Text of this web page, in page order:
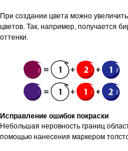
При создании цвета можно
цветов. Так, например, получается
оттенки.
Исправление ошибок покраски
Небольшая неровность границ
помощью нанесения маркером